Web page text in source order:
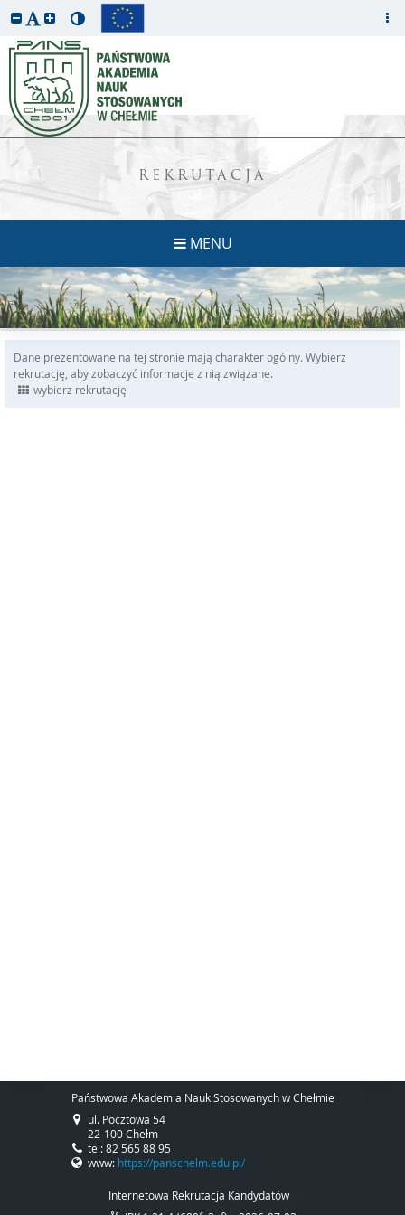
REKRUTACJA
MENU
Dane prezentowane na tej stronie mają charakter ogólny. Wybierz
rekrutację, aby zobaczyć informacje z nią związane.
wybierz rekrutację
Państwowa Akademia Nauk Stosowanych w Chełmie
ul. Pocztowa 54
22-100 Chełm
tel: 82 565 88 95
www: https://panschelm.edu.pl/
Internetowa Rekrutacja Kandydatów